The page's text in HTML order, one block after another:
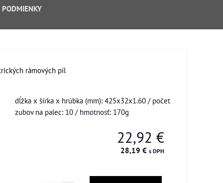
PODMIENKY
rámových píl
dĺžka x šírka x hrúbka (mm): 425x32x1.60 / počet
zubov na palec: 10 / hmotnosť: 170g
22,92 €
28,19 € s DPH